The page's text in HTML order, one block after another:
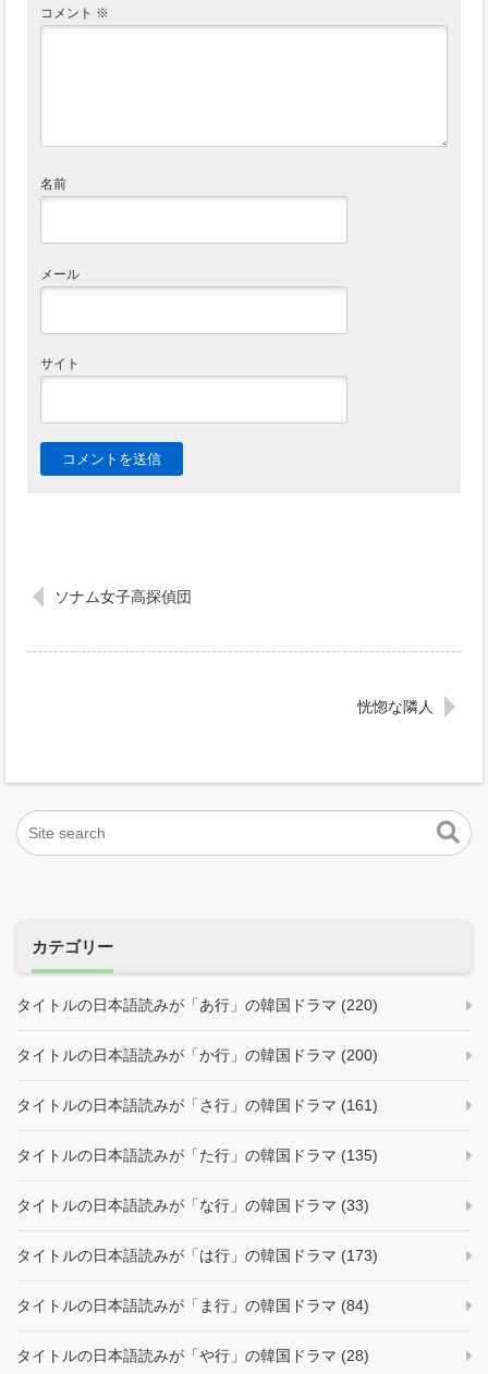
コメント ※
名前
メール
サイト
ソナム女子高探偵団
恍惚な隣人
カテゴリー
タイトルの日本語読みが「あ行」の韓国ドラマ (220)
タイトルの日本語読みが「か行」の韓国ドラマ (200)
タイトルの日本語読みが「さ行」の韓国ドラマ (161)
タイトルの日本語読みが「た行」の韓国ドラマ (135)
タイトルの日本語読みが「な行」の韓国ドラマ (33)
タイトルの日本語読みが「は行」の韓国ドラマ (173)
タイトルの日本語読みが「ま行」の韓国ドラマ (84)
タイトルの日本語読みが「や行」の韓国ドラマ (28)